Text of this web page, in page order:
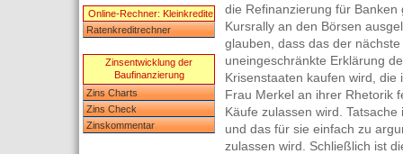
Online-Rechner: Kleinkredite
Ratenkreditrechner
Zinsentwicklung der
Baufinanzierung
Zins Charts
Zins Check
Zinskommentar
die Refinanzierung für
Kursrally an den Börsen
glauben, dass das der
uneingeschränkte Erklärung
Krisenstaaten kaufen wird,
Frau Merkel an ihrer Rhetorik
Käufe zulassen wird.
und das für sie einfach zu
zulassen wird. Schließlich ist